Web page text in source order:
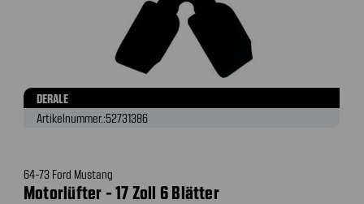
DERALE
Artikelnummer.:52731386
64-73 Ford Mustang
Motorlüfter - 17 Zoll 6 Blätter